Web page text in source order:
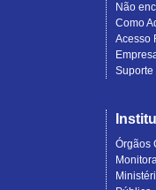
Não
Como
Acesso
Suporte
Órgãos